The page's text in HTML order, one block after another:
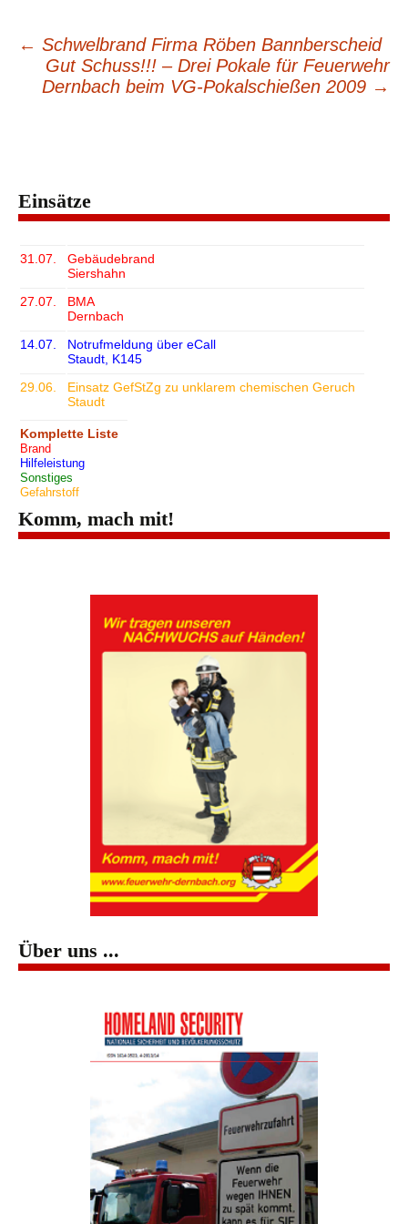
Beitragsnavigation
← Schwelbrand Firma Röben Bannberscheid
Gut Schuss!!! – Drei Pokale für Feuerwehr
Dernbach beim VG-Pokalschießen 2009 →
Einsätze
31.07.
Gebäudebrand
Siershahn
27.07.
BMA
Dernbach
14.07.
Notrufmeldung über eCall
Staudt, K145
29.06.
Einsatz GefStZg zu unklarem chemischen Geruch
Staudt
Komplette Liste
Brand
Hilfeleistung
Sonstiges
Gefahrstoff
Komm, mach mit!
Über uns ...